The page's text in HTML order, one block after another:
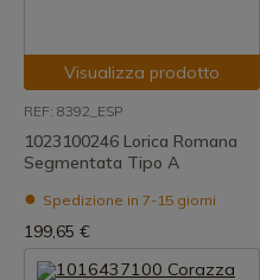
Visualizza prodotto
REF: 8392_ESP
1023100246 Lorica Romana
Segmentata Tipo A
Spedizione in 7-15 giorni
199,65 €